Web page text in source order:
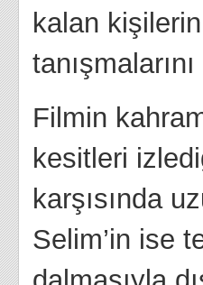
kalan
Filmin
kesitleri
karşısında
Selim’in ise